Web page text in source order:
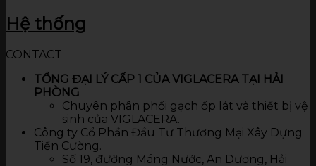
Hệ thống
CONTACT
TỔNG ĐẠI LÝ CẤP 1 CỦA VIGLACERA TẠI HẢI
PHÒNG
Chuyên phân phối gạch ốp lát và thiết bị vệ
sinh của VIGLACERA.
Công ty Cổ Phần Đầu Tư Thương Mại Xây Dựng
Tiến Cường.
Số 19, đường Máng Nước, An Dương, Hải